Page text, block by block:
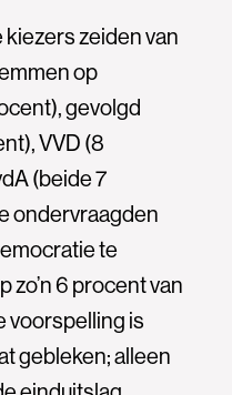
zeiden van
op
gevolgd
VVD (8
(beide 7
ondervraagden
te
zo’n 6 procent van
voorspelling is
gebleken; alleen